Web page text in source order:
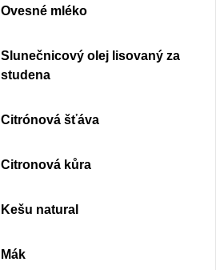
Ovesné mléko
Slunečnicový olej lisovaný za
studena
Citrónová šťáva
Citronová kůra
Kešu natural
Mák